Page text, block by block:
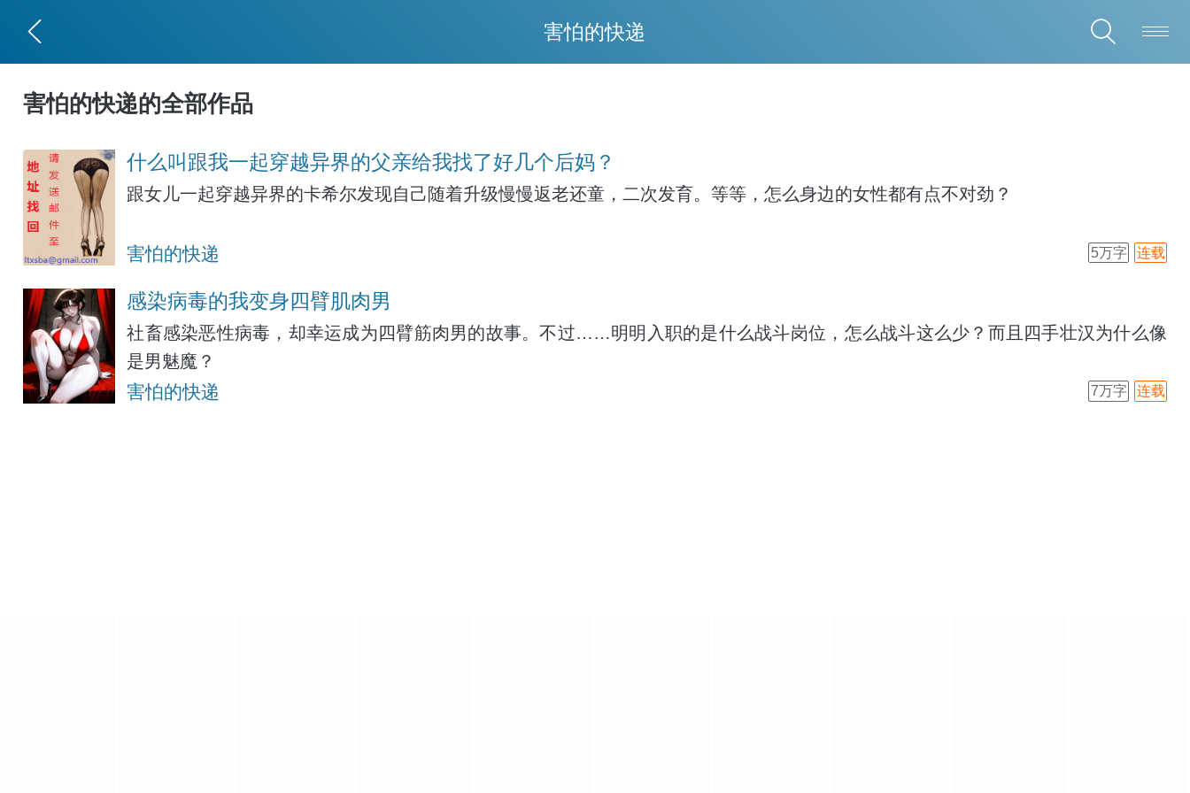
害怕的快递
害怕的快递的全部作品
什么叫跟我一起穿越异界的父亲给我找了好几个后妈？
跟女儿一起穿越异界的卡希尔发现自己随着升级慢慢返老还童，二次发育。等等，怎么身边的女性都有点不对劲？
害怕的快递 连载
5万字
感染病毒的我变身四臂肌肉男
社畜感染恶性病毒，却幸运成为四臂筋肉男的故事。不过……明明入职的是什么战斗岗位，怎么战斗这么少？而且四手壮汉为什么像
是男魅魔？
害怕的快递 连载
7万字